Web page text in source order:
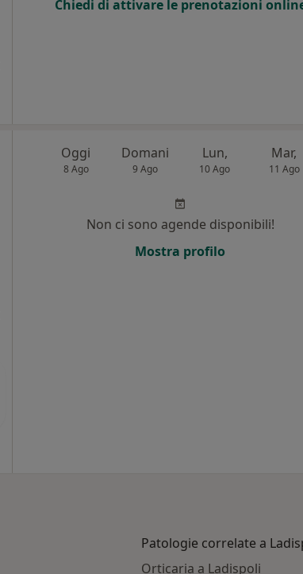
Chiedi di attivare le prenotazioni
Oggi
8 Ago
Domani
9 Ago
Lun,
10 Ago
Mar,
11 Ago
Non ci sono agende disponibili!
Mostra profilo
Patologie correlate a
Orticaria a Ladispoli